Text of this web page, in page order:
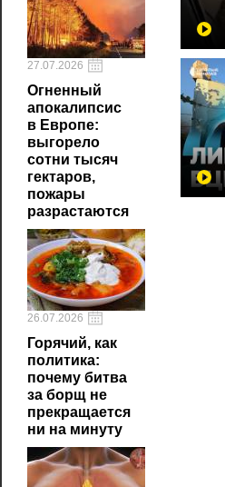
27.07.2026
Огненный
апокалипсис
в Европе:
выгорело
сотни тысяч
гектаров,
пожары
разрастаются
26.07.2026
Горячий, как
политика:
почему битва
за борщ не
прекращается
ни на минуту